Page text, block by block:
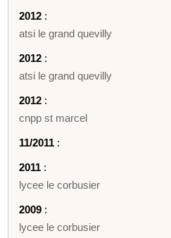
2012 :
atsi le grand quevilly
2012 :
atsi le grand quevilly
2012 :
cnpp st marcel
11/2011 :
2011 :
lycee le corbusier
2009 :
lycee le corbusier